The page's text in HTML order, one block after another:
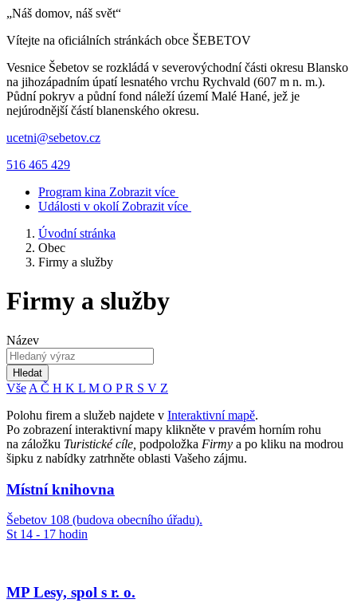
„Náš domov, náš svět“
Vítejte na oficiálních stránkách obce ŠEBETOV
Vesnice Šebetov se rozkládá v severovýchodní části okresu Blansko
na jihozápadním úpatí lesnatého vrchu Rychvald (607 m n. m.).
Půdní pokryv a půdní fond náleží území Malé Hané, jež je
nejúrodnější částí blanenského okresu.
ucetni@sebetov.cz
516 465 429
Program kina Zobrazit více
Události v okolí Zobrazit více
Úvodní stránka
Obec
Firmy a služby
Firmy a služby
Název
Hledat
Vše A Č H K L M O PR S V Z
Polohu firem a služeb najdete v Interaktivní mapě.
Po zobrazení interaktivní mapy klikněte v pravém horním rohu
na záložku Turistické cíle, podpoložka Firmy a po kliku na modrou
šipku z nabídky zatrhněte oblasti Vašeho zájmu.
Místní knihovna
Šebetov 108 (budova obecního úřadu).
St 14 - 17 hodin
MP Lesy, spol s r. o.